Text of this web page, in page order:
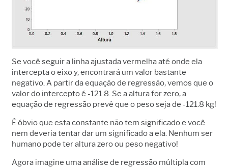
Se você seguir a linha ajustada vermelha até onde ela
intercepta o eixo y, encontrará um valor bastante
negativo. A partir da equação de regressão, vemos que o
valor do intercepto é -121.8. Se a altura for zero, a
equação de regressão prevê que o peso seja de -121.8 kg!
É óbvio que esta constante não tem significado e você
nem deveria tentar dar um significado a ela. Nenhum ser
humano pode ter altura zero ou peso negativo!
Agora imagine uma análise de regressão múltipla com